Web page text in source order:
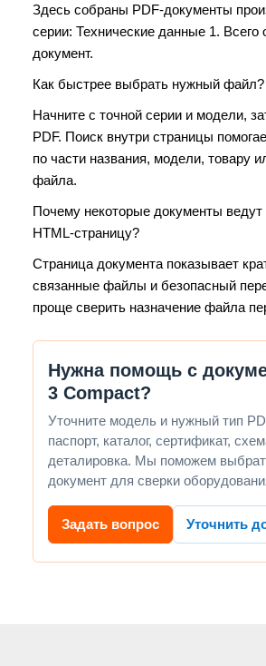
Здесь собраны PDF-документы
серии: Технические данные 1. Всего
документ.
Как быстрее выбрать нужный файл?
Начните с точной серии и модели,
PDF. Поиск внутри страницы
по части названия, модели, товару
файла.
Почему некоторые документы
HTML-страницу?
Страница документа показывает
связанные файлы и безопасный
проще сверить назначение файла
Нужна помощь с
3 Compact?
Уточните модель и нужный тип
паспорт, каталог, сертификат,
деталировка. Мы поможем
документ для сверки
Задать вопрос Уточнить